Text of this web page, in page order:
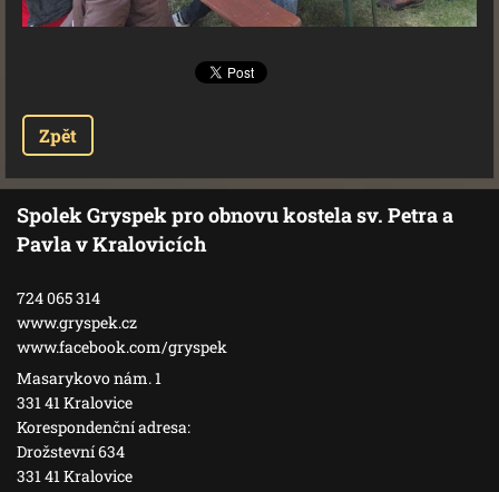
Zpět
Spolek Gryspek pro obnovu kostela sv. Petra a
Pavla v Kralovicích
724 065 314
www.gryspek.cz
www.facebook.com/gryspek
Masarykovo nám. 1
331 41 Kralovice
Korespondenční adresa:
Drožstevní 634
331 41 Kralovice